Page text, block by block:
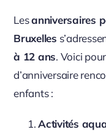
Lesanniversaires
Bruxelles
à 12 ans. Voici
d’anniversaire
enfants :
Activités